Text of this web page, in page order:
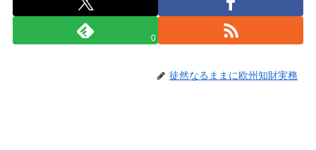
0
徒然なるままに欧州知財実務